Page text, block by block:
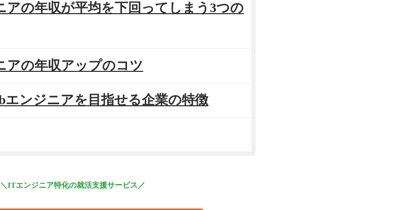
アの年収が平均を下回ってしまう3つの
アの年収アップのコツ
エンジニアを目指せる企業の特徴
＼ITエンジニア特化の就活支援サービス／